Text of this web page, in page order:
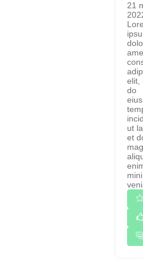
21
elit,
do
ut
et